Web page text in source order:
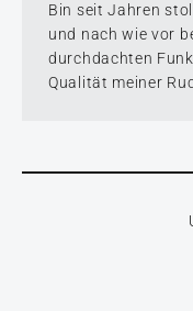
Bin seit Jahren
und nach wie vor
durchdachten
Qualität meiner